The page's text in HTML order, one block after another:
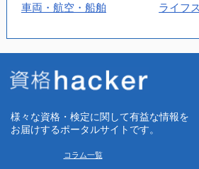
車両・航空・船舶
ライフ
様々な資格・検定に関して有益な情報を
お届けするポータルサイトです。
コラム一覧